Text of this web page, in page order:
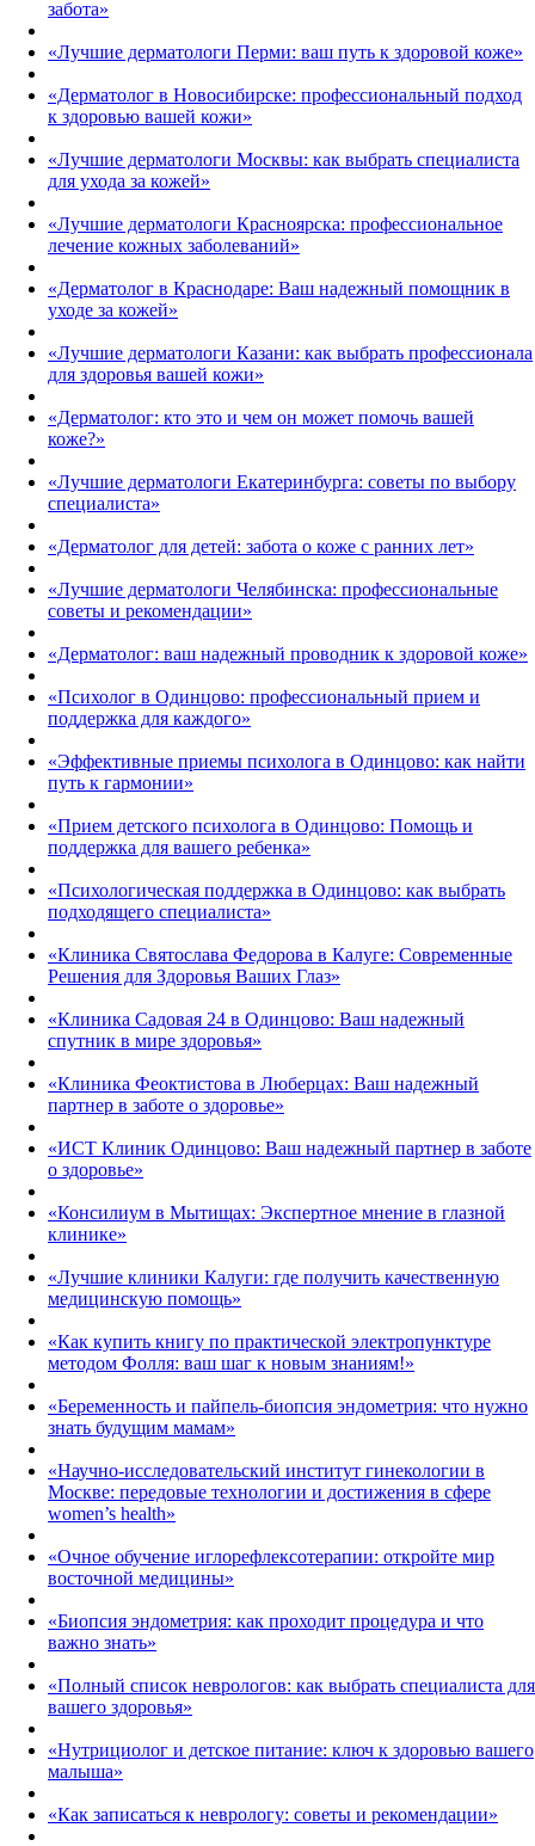
забота»
«Лучшие дерматологи Перми: ваш путь к здоровой коже»
«Дерматолог в Новосибирске: профессиональный подход
к здоровью вашей кожи»
«Лучшие дерматологи Москвы: как выбрать специалиста
для ухода за кожей»
«Лучшие дерматологи Красноярска: профессиональное
лечение кожных заболеваний»
«Дерматолог в Краснодаре: Ваш надежный помощник в
уходе за кожей»
«Лучшие дерматологи Казани: как выбрать профессионала
для здоровья вашей кожи»
«Дерматолог: кто это и чем он может помочь вашей
коже?»
«Лучшие дерматологи Екатеринбурга: советы по выбору
специалиста»
«Дерматолог для детей: забота о коже с ранних лет»
«Лучшие дерматологи Челябинска: профессиональные
советы и рекомендации»
«Дерматолог: ваш надежный проводник к здоровой коже»
«Психолог в Одинцово: профессиональный прием и
поддержка для каждого»
«Эффективные приемы психолога в Одинцово: как найти
путь к гармонии»
«Прием детского психолога в Одинцово: Помощь и
поддержка для вашего ребенка»
«Психологическая поддержка в Одинцово: как выбрать
подходящего специалиста»
«Клиника Святослава Федорова в Калуге: Современные
Решения для Здоровья Ваших Глаз»
«Клиника Садовая 24 в Одинцово: Ваш надежный
спутник в мире здоровья»
«Клиника Феоктистова в Люберцах: Ваш надежный
партнер в заботе о здоровье»
«ИСТ Клиник Одинцово: Ваш надежный партнер в заботе
о здоровье»
«Консилиум в Мытищах: Экспертное мнение в глазной
клинике»
«Лучшие клиники Калуги: где получить качественную
медицинскую помощь»
«Как купить книгу по практической электропунктуре
методом Фолля: ваш шаг к новым знаниям!»
«Беременность и пайпель-биопсия эндометрия: что нужно
знать будущим мамам»
«Научно-исследовательский институт гинекологии в
Москве: передовые технологии и достижения в сфере
women’s health»
«Очное обучение иглорефлексотерапии: откройте мир
восточной медицины»
«Биопсия эндометрия: как проходит процедура и что
важно знать»
«Полный список неврологов: как выбрать специалиста для
вашего здоровья»
«Нутрициолог и детское питание: ключ к здоровью вашего
малыша»
«Как записаться к неврологу: советы и рекомендации»